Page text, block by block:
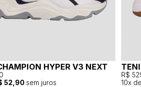
HYPER V3 NEXT
52,90 sem juros
R$
10x de